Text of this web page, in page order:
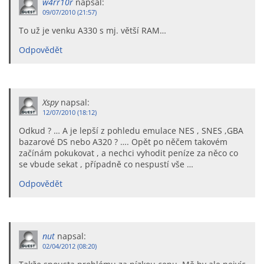
09/07/2010 (21:57)
To už je venku A330 s mj. větší RAM…
Odpovědět
Xspy napsal:
12/07/2010 (18:12)
Odkud ? … A je lepší z pohledu emulace NES , SNES ,GBA
bazarové DS nebo A320 ? …. Opět po něčem takovém
začínám pokukovat , a nechci vyhodit peníze za něco co
se vbude sekat , případně co nespustí vše …
Odpovědět
nut napsal:
02/04/2012 (08:20)